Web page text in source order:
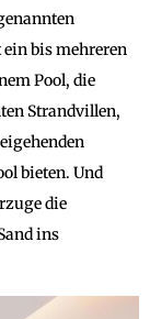
bis mehreren
Pool, die
Strandvillen,
bieten. Und
die
ins